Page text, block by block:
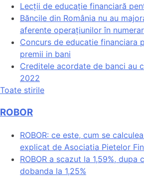
Lecții de educație financiară
Băncile din România nu au
aferente operațiunilor în numerar
Concurs de educatie financiara
premii in bani
Creditele acordate de banci au
2022
Toate stirile
ROBOR
ROBOR: ce este, cum se
explicat de Asociatia Pietelor
ROBOR a scazut la 1,59%, dupa
dobanda la 1,25%